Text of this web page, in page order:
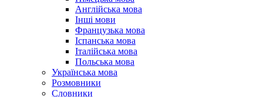
Англійська мова
Інші мови
Французька мова
Іспанська мова
Італійська мова
Польська мова
Українська мова
Розмовники
Словники